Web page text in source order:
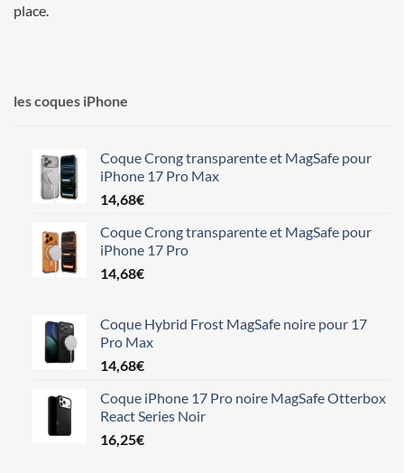
place.
les coques iPhone
Coque Crong transparente et MagSafe pour
iPhone 17 Pro Max
14,68€
Coque Crong transparente et MagSafe pour
iPhone 17 Pro
14,68€
Coque Hybrid Frost MagSafe noire pour 17
Pro Max
14,68€
Coque iPhone 17 Pro noire MagSafe Otterbox
React Series Noir
16,25€